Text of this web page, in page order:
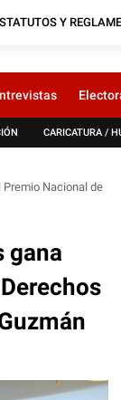
Y
CARICATURA /
Premio Nacional de
gana